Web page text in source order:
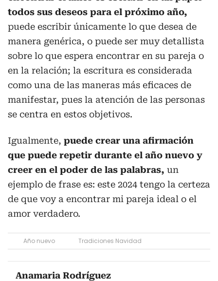
todos sus deseos para el próximo año,
puede escribir únicamente lo que desea de
manera genérica, o puede ser muy detallista
sobre lo que espera encontrar en su pareja o
en la relación; la escritura es considerada
como una de las maneras más eficaces de
manifestar, pues la atención de las personas
se centra en estos objetivos.
Igualmente, puede crear una afirmación
que puede repetir durante el año nuevo y
creer en el poder de las palabras, un
ejemplo de frase es: este 2024 tengo la certeza
de que voy a encontrar mi pareja ideal o el
amor verdadero.
Año nuevo Tradiciones Navidad
Anamaria Rodríguez